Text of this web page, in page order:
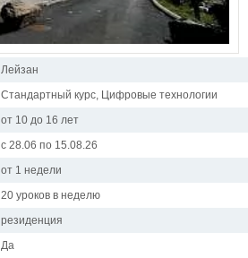
Лейзан
Стандартный курс, Цифровые технологии
от 10 до 16 лет
с 28.06 по 15.08.26
от 1 недели
20 уроков в неделю
резиденция
Да